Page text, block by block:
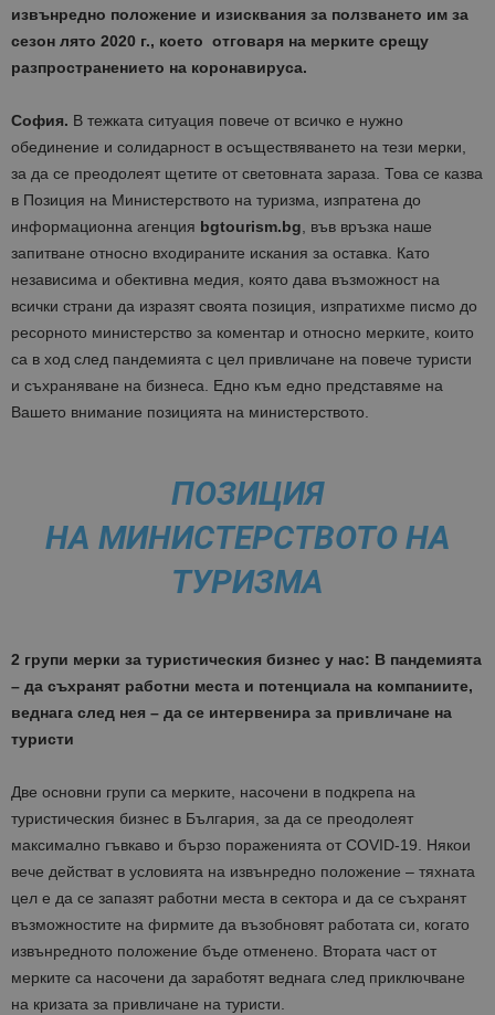
извънредно положение и изисквания за ползването им за
сезон лято 2020 г., което отговаря на мерките срещу
разпространението на коронавируса.
София. В тежката ситуация повече от всичко е нужно
обединение и солидарност в осъществяването на тези мерки,
за да се преодолеят щетите от световната зараза. Това се казва
в Позиция на Министерството на туризма, изпратена до
информационна агенция bgtourism.bg, във връзка наше
запитване относно входираните искания за оставка. Като
независима и обективна медия, която дава възможност на
всички страни да изразят своята позиция, изпратихме писмо до
ресорното министерство за коментар и относно мерките, които
са в ход след пандемията с цел привличане на повече туристи
и съхраняване на бизнеса. Едно към едно представяме на
Вашето внимание позицията на министерството.
ПОЗИЦИЯ
НА МИНИСТЕРСТВОТО НА
ТУРИЗМА
2 групи мерки за туристическия бизнес у нас: В пандемията
– да съхранят работни места и потенциала на компаниите,
веднага след нея – да се интервенира за привличане на
туристи
Две основни групи са мерките, насочени в подкрепа на
туристическия бизнес в България, за да се преодолеят
максимално гъвкаво и бързо пораженията от CОVID-19. Някои
вече действат в условията на извънредно положение – тяхната
цел е да се запазят работни места в сектора и да се съхранят
възможностите на фирмите да възобновят работата си, когато
извънредното положение бъде отменено. Втората част от
мерките са насочени да заработят веднага след приключване
на кризата за привличане на туристи.